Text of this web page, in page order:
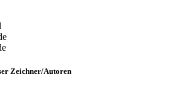
Zeichner/Autoren